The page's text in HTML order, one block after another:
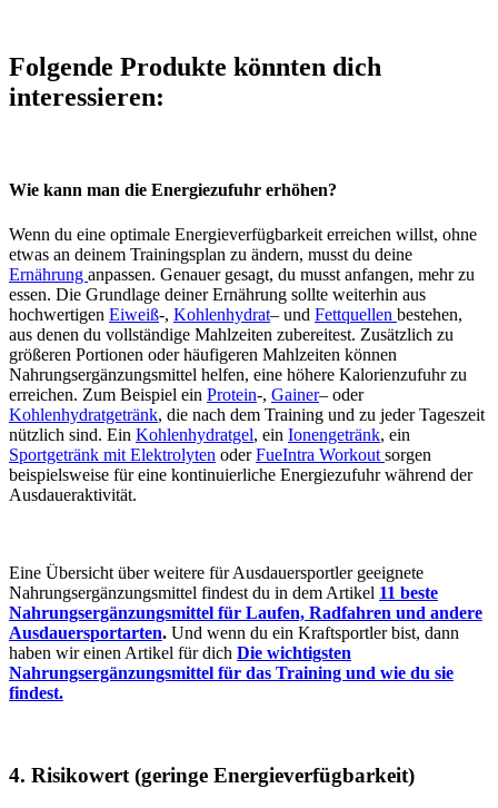
Folgende Produkte könnten dich
interessieren:
Wie kann man die Energiezufuhr erhöhen?
Wenn du eine optimale Energieverfügbarkeit erreichen willst, ohne
etwas an deinem Trainingsplan zu ändern, musst du deine
Ernährung anpassen. Genauer gesagt, du musst anfangen, mehr zu
essen. Die Grundlage deiner Ernährung sollte weiterhin aus
hochwertigen Eiweiß-, Kohlenhydrat– und Fettquellen bestehen,
aus denen du vollständige Mahlzeiten zubereitest. Zusätzlich zu
größeren Portionen oder häufigeren Mahlzeiten können
Nahrungsergänzungsmittel helfen, eine höhere Kalorienzufuhr zu
erreichen. Zum Beispiel ein Protein-, Gainer– oder
Kohlenhydratgetränk, die nach dem Training und zu jeder Tageszeit
nützlich sind. Ein Kohlenhydratgel, ein Ionengetränk, ein
Sportgetränk mit Elektrolyten oderFueIntra Workout sorgen
beispielsweise für eine kontinuierliche Energiezufuhr während der
Ausdaueraktivität.
Eine Übersicht über weitere für Ausdauersportler geeignete
Nahrungsergänzungsmittel findest du in dem Artikel 11 beste
Nahrungsergänzungsmittel für Laufen, Radfahren und andere
Ausdauersportarten. Und wenn du ein Kraftsportler bist, dann
haben wir einen Artikel für dich Die wichtigsten
Nahrungsergänzungsmittel für das Training und wie du sie
findest.
4. Risikowert (geringe Energieverfügbarkeit)